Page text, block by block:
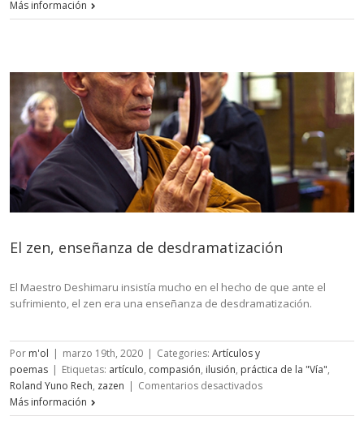
verdaderas.
Más información
El zen, enseñanza de desdramatización
El Maestro Deshimaru insistía mucho en el hecho de que ante el
sufrimiento, el zen era una enseñanza de desdramatización.
Por m'ol | marzo 19th, 2020 | Categories: Artículos y
poemas | Etiquetas: artículo, compasión, ilusión, práctica de la "Vía",
Roland Yuno Rech, zazen | Comentarios desactivadosen
zen,
Más información